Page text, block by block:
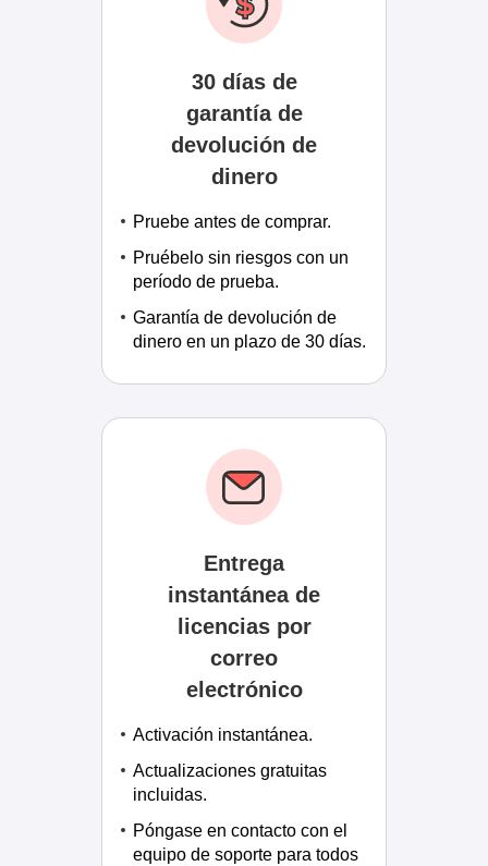
30 días de
garantía de
devolución de
dinero
Pruebe antes de comprar.
Pruébelo sin riesgos con un
período de prueba.
Garantía de devolución de
dinero en un plazo de 30 días.
Entrega
instantánea de
licencias por
correo
electrónico
Activación instantánea.
Actualizaciones gratuitas
incluidas.
Póngase en contacto con el
equipo de soporte para todos